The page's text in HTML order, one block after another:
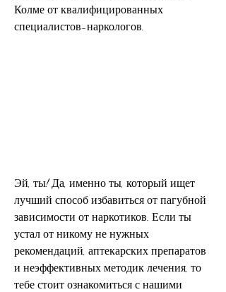
Колме от квалифицированных
специалистов-наркологов.
Эй, ты! Да, именно ты, который ищет
лучший способ избавиться от пагубной
зависимости от наркотиков. Если ты
устал от никому не нужных
рекомендаций, аптекарских препаратов
и неэффективных методик лечения, то
тебе стоит ознакомиться с нашими